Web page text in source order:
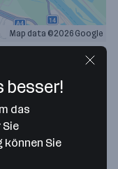
Map data ©2026 Google
besser!
das
können Sie